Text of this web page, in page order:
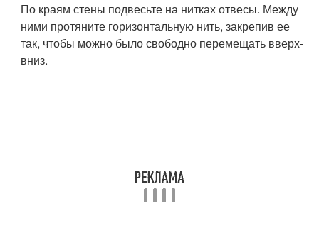
По краям стены подвесьте на нитках отвесы. Между
ними протяните горизонтальную нить, закрепив ее
так, чтобы можно было свободно перемещать вверх-
вниз.